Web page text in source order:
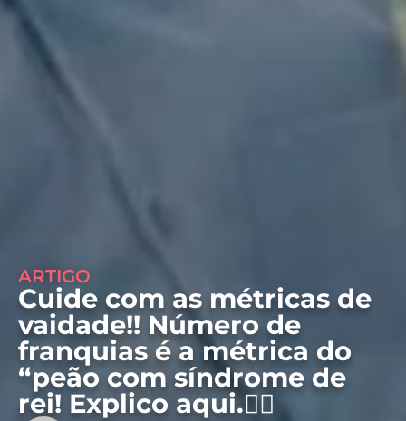
ARTIGO
Cuide com as métricas de
vaidade!! Número de
franquias é a métrica do
“peão com síndrome de
rei! Explico aqui.👇🏼